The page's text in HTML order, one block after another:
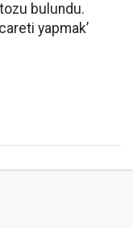
bulundu.
yapmak’